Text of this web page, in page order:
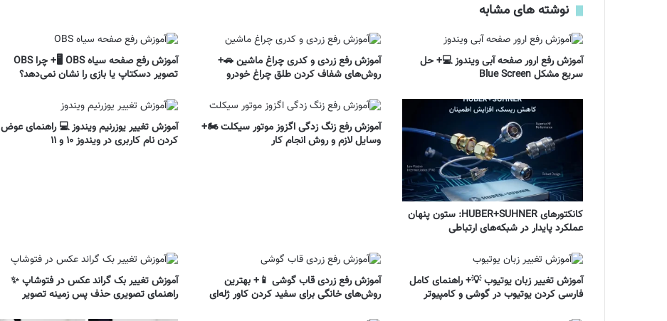
نوشته های مشابه
آموزش رفع ارور صفحه آبی ویندوز 💻+ حل
سریع مشکل Blue Screen
آموزش رفع زردی و کدری چراغ ماشین 🚗+
روش‌های شفاف کردن طلق چراغ خودرو
آموزش رفع صفحه سیاه OBS 🖥️+ چرا OBS
تصویر دسکتاپ یا بازی را نشان نمی‌دهد؟
کانکتورهای HUBER+SUHNER: ستون پنهان
عملکرد پایدار در شبکه‌های ارتباطی
آموزش رفع زنگ زدگی اگزوز موتور سیکلت 🏍️+
وسایل لازم و روش انجام کار
آموزش تغییر یوزرنیم ویندوز 💻 راهنمای عوض
کردن نام کاربری در ویندوز ۱۰ و ۱۱
آموزش تغییر زبان یوتیوب 💡+ راهنمای کامل
فارسی کردن یوتیوب در گوشی و کامپیوتر
آموزش رفع زردی قاب گوشی 📱+ بهترین
روش‌های خانگی برای سفید کردن کاور ژله‌ای
آموزش تغییر بک گراند عکس در فتوشاپ ✨
راهنمای تصویری حذف پس زمینه تصویر